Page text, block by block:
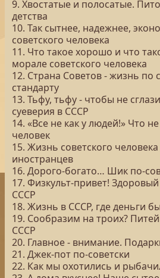
9. Хвостатые и полосатые.
детства
10. Так сытнее, надежнее,
советского человека
11. Что такое хорошо и что
морале советского человека
12. Страна Советов - жизнь по
стандарту
13. Тьфу, тьфу - чтобы не
суеверия в СССР
14. «Все не как у людей!» Что
человек
15. Жизнь советского
иностранцев
16. Дорого-богато… Шик по-
17. Физкульт-привет!
СССР
18. Жизнь в СССР, где деньги
19. Сообразим на троих?
СССР
20. Главное - внимание.
21. Джек-пот по-советски
22. Как мы охотились и